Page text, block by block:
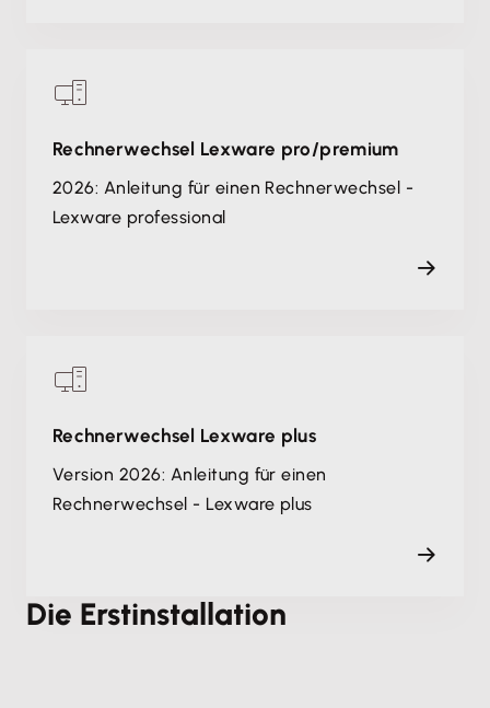
Rechnerwechsel Lexware pro/premium
2026: Anleitung für einen Rechnerwechsel -
Lexware professional
Rechnerwechsel Lexware plus
Version 2026: Anleitung für einen
Rechnerwechsel - Lexware plus
Die Erstinstallation